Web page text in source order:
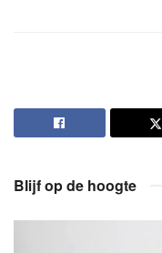
Blijf op de hoogte